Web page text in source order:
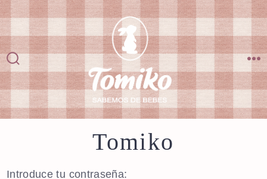
Saltar
al
contenido
Alternar
la
búsqueda
Tomiko
Introduce tu contraseña: